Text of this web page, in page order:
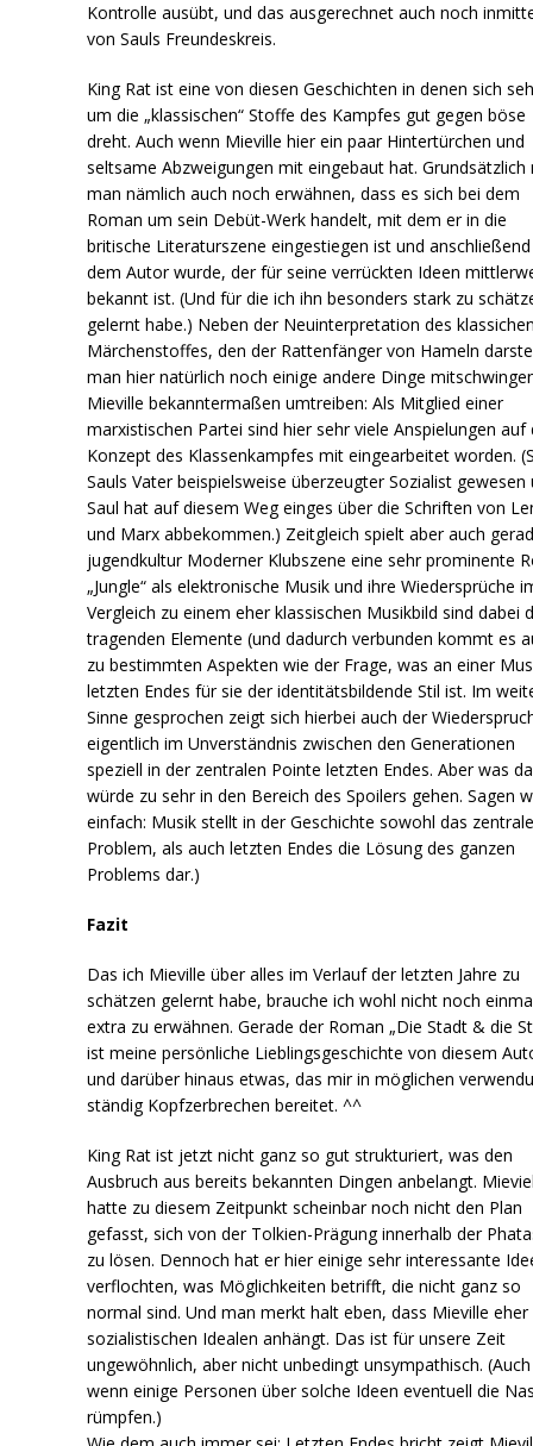
Kontrolle ausübt, und das ausgerechnet auch noch
von Sauls Freundeskreis.
King Rat ist eine von diesen Geschichten in denen sich
um die „klassischen“ Stoffe des Kampfes gut gegen böse
dreht. Auch wenn Mieville hier ein paar Hintertürchen und
seltsame Abzweigungen mit eingebaut hat. Grundsätzlich
man nämlich auch noch erwähnen, dass es sich bei dem
Roman um sein Debüt-Werk handelt, mit dem er in die
britische Literaturszene eingestiegen ist und
dem Autor wurde, der für seine verrückten Ideen
bekannt ist. (Und für die ich ihn besonders stark zu
gelernt habe.) Neben der Neuinterpretation des
Märchenstoffes, den der Rattenfänger von Hameln
man hier natürlich noch einige andere Dinge
Mieville bekanntermaßen umtreiben: Als Mitglied einer
marxistischen Partei sind hier sehr viele Anspielungen auf
Konzept des Klassenkampfes mit eingearbeitet worden.
Sauls Vater beispielsweise überzeugter Sozialist gewesen
Saul hat auf diesem Weg einges über die Schriften von
und Marx abbekommen.) Zeitgleich spielt aber auch
jugendkultur Moderner Klubszene eine sehr prominente
„Jungle“ als elektronische Musik und ihre Wiedersprüche
Vergleich zu einem eher klassischen Musikbild sind dabei
tragenden Elemente (und dadurch verbunden kommt es
zu bestimmten Aspekten wie der Frage, was an einer
letzten Endes für sie der identitätsbildende Stil ist. Im
Sinne gesprochen zeigt sich hierbei auch der
eigentlich im Unverständnis zwischen den Generationen
speziell in der zentralen Pointe letzten Endes. Aber was
würde zu sehr in den Bereich des Spoilers gehen. Sagen
einfach: Musik stellt in der Geschichte sowohl das
Problem, als auch letzten Endes die Lösung des ganzen
Problems dar.)
Fazit
Das ich Mieville über alles im Verlauf der letzten Jahre zu
schätzen gelernt habe, brauche ich wohl nicht noch
extra zu erwähnen. Gerade der Roman „Die Stadt & die
ist meine persönliche Lieblingsgeschichte von diesem
und darüber hinaus etwas, das mir in möglichen
ständig Kopfzerbrechen bereitet. ^^
King Rat ist jetzt nicht ganz so gut strukturiert, was den
Ausbruch aus bereits bekannten Dingen anbelangt.
hatte zu diesem Zeitpunkt scheinbar noch nicht den Plan
gefasst, sich von der Tolkien-Prägung innerhalb der
zu lösen. Dennoch hat er hier einige sehr interessante
verflochten, was Möglichkeiten betrifft, die nicht ganz so
normal sind. Und man merkt halt eben, dass Mieville eher
sozialistischen Idealen anhängt. Das ist für unsere Zeit
ungewöhnlich, aber nicht unbedingt unsympathisch. (Auch
wenn einige Personen über solche Ideen eventuell die
rümpfen.)